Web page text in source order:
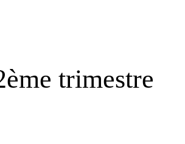
trimestre